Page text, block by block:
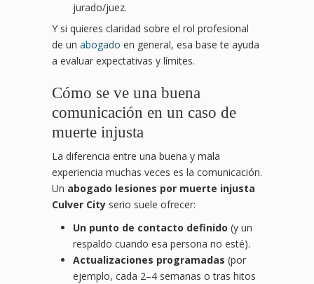
jurado/juez.
Y si quieres claridad sobre el rol profesional
de un abogado en general, esa base te ayuda
a evaluar expectativas y límites.
Cómo se ve una buena
comunicación en un caso de
muerte injusta
La diferencia entre una buena y mala
experiencia muchas veces es la comunicación.
Un abogado lesiones por muerte injusta
Culver City serio suele ofrecer:
Un punto de contacto definido (y un
respaldo cuando esa persona no esté).
Actualizaciones programadas (por
ejemplo, cada 2–4 semanas o tras hitos